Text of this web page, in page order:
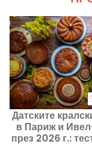
Датските
в Париж и
през 2026 г.: